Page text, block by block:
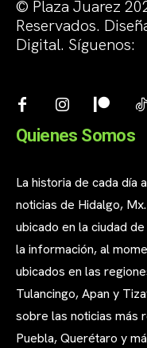
© Plaza Juarez
Reservados.
Digital. Síguenos:
Quienes Somos
La historia de cada día
noticias de Hidalgo,
ubicado en la ciudad
la información, al
ubicados en las
Tulancingo, Apan y
sobre las noticias más
Puebla, Querétaro y